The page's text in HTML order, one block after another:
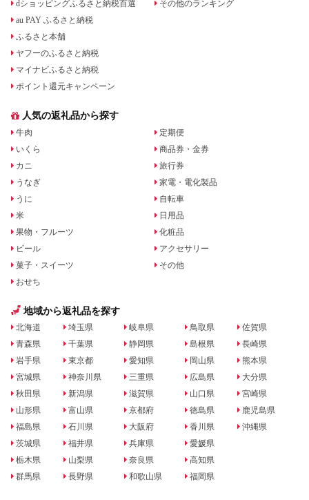
dショッピングふるさと納税百選
au PAY ふるさと納税
ふるさと本舗
ヤフーのふるさと納税
マイナビふるさと納税
ポイント還元キャンペーン
その他のランキング
人気の返礼品から探す
牛肉
いくら
カニ
うなぎ
うに
米
果物・フルーツ
ビール
菓子・スイーツ
おせち
定期便
商品券・金券
旅行券
家電・電化製品
自転車
日用品
化粧品
アクセサリー
その他
地域から返礼品を探す
北海道
青森県
岩手県
宮城県
秋田県
山形県
福島県
茨城県
栃木県
群馬県
埼玉県
千葉県
東京都
神奈川県
新潟県
富山県
石川県
福井県
山梨県
長野県
岐阜県
静岡県
愛知県
三重県
滋賀県
京都府
大阪府
兵庫県
奈良県
和歌山県
鳥取県
島根県
岡山県
広島県
山口県
徳島県
香川県
愛媛県
高知県
福岡県
佐賀県
長崎県
熊本県
大分県
宮崎県
鹿児島県
沖縄県